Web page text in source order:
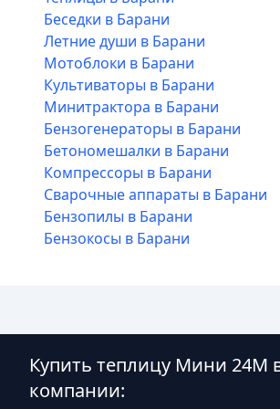
Беседки в Барани
Летние души в Барани
Мотоблоки в Барани
Культиваторы в Барани
Минитрактора в Барани
Бензогенераторы в Барани
Бетономешалки в Барани
Компрессоры в Барани
Сварочные аппараты в Барани
Бензопилы в Барани
Бензокосы в Барани
Купить теплицу Мини 24М
компании: